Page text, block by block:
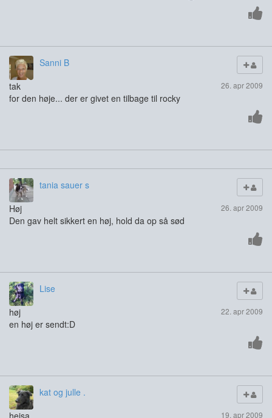
Sanni B
26. apr 2009
tak
for den høje... der er givet en tilbage til rocky
tania sauer s
26. apr 2009
Høj
Den gav helt sikkert en høj, hold da op så sød
Lise
22. apr 2009
høj
en høj er sendt:D
kat og julle .
19. apr 2009